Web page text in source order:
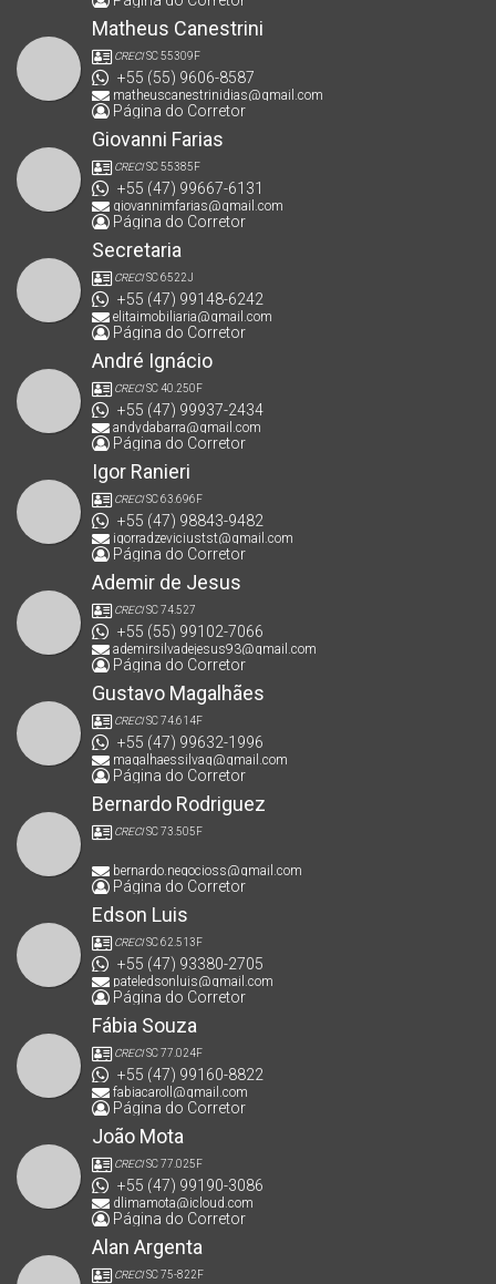
Matheus Canestrini
CRECISC 55309F
+55 (55) 9606-8587
matheuscanestrinidias@gmail.com
Página do Corretor
Giovanni Farias
CRECISC 55385F
+55 (47) 99667-6131
giovannimfarias@gmail.com
Página do Corretor
Secretaria
CRECISC 6522J
+55 (47) 99148-6242
elitaimobiliaria@gmail.com
Página do Corretor
André Ignácio
CRECISC 40.250F
+55 (47) 99937-2434
andydabarra@gmail.com
Página do Corretor
Igor Ranieri
CRECISC 63.696F
+55 (47) 98843-9482
igorradzeviciustst@gmail.com
Página do Corretor
Ademir de Jesus
CRECISC 74.527
+55 (55) 99102-7066
ademirsilvadejesus93@gmail.com
Página do Corretor
Gustavo Magalhães
CRECISC 74.614F
+55 (47) 99632-1996
magalhaessilvag@gmail.com
Página do Corretor
Bernardo Rodriguez
CRECISC 73.505F
bernardo.negocioss@gmail.com
Página do Corretor
Edson Luis
CRECISC 62.513F
+55 (47) 93380-2705
pateledsonluis@gmail.com
Página do Corretor
Fábia Souza
CRECISC 77.024F
+55 (47) 99160-8822
fabiacaroll@gmail.com
Página do Corretor
João Mota
CRECISC 77.025F
+55 (47) 99190-3086
dlimamota@icloud.com
Página do Corretor
Alan Argenta
CRECISC 75-822F